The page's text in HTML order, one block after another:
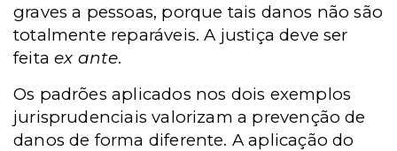
graves a pessoas, porque tais danos não são
totalmente reparáveis. A justiça deve ser
feitaex ante.
Os padrões aplicados nos dois exemplos
jurisprudenciais valorizam a prevenção de
danos de forma diferente. A aplicação do